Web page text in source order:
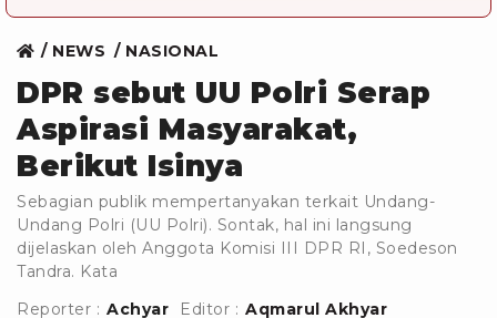
NEWS NASIONAL
DPR sebut UU Polri Serap
Aspirasi Masyarakat,
Berikut Isinya
Sebagian publik mempertanyakan terkait Undang-
Undang Polri (UU Polri). Sontak, hal ini langsung
dijelaskan oleh Anggota Komisi III DPR RI, Soedeson
Tandra. Kata
Reporter : Achyar Editor : Aqmarul Akhyar